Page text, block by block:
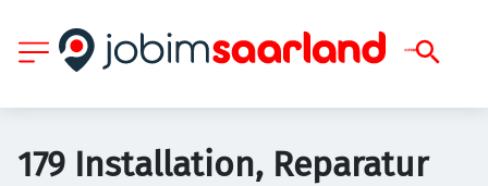
179 Installation, Reparatur